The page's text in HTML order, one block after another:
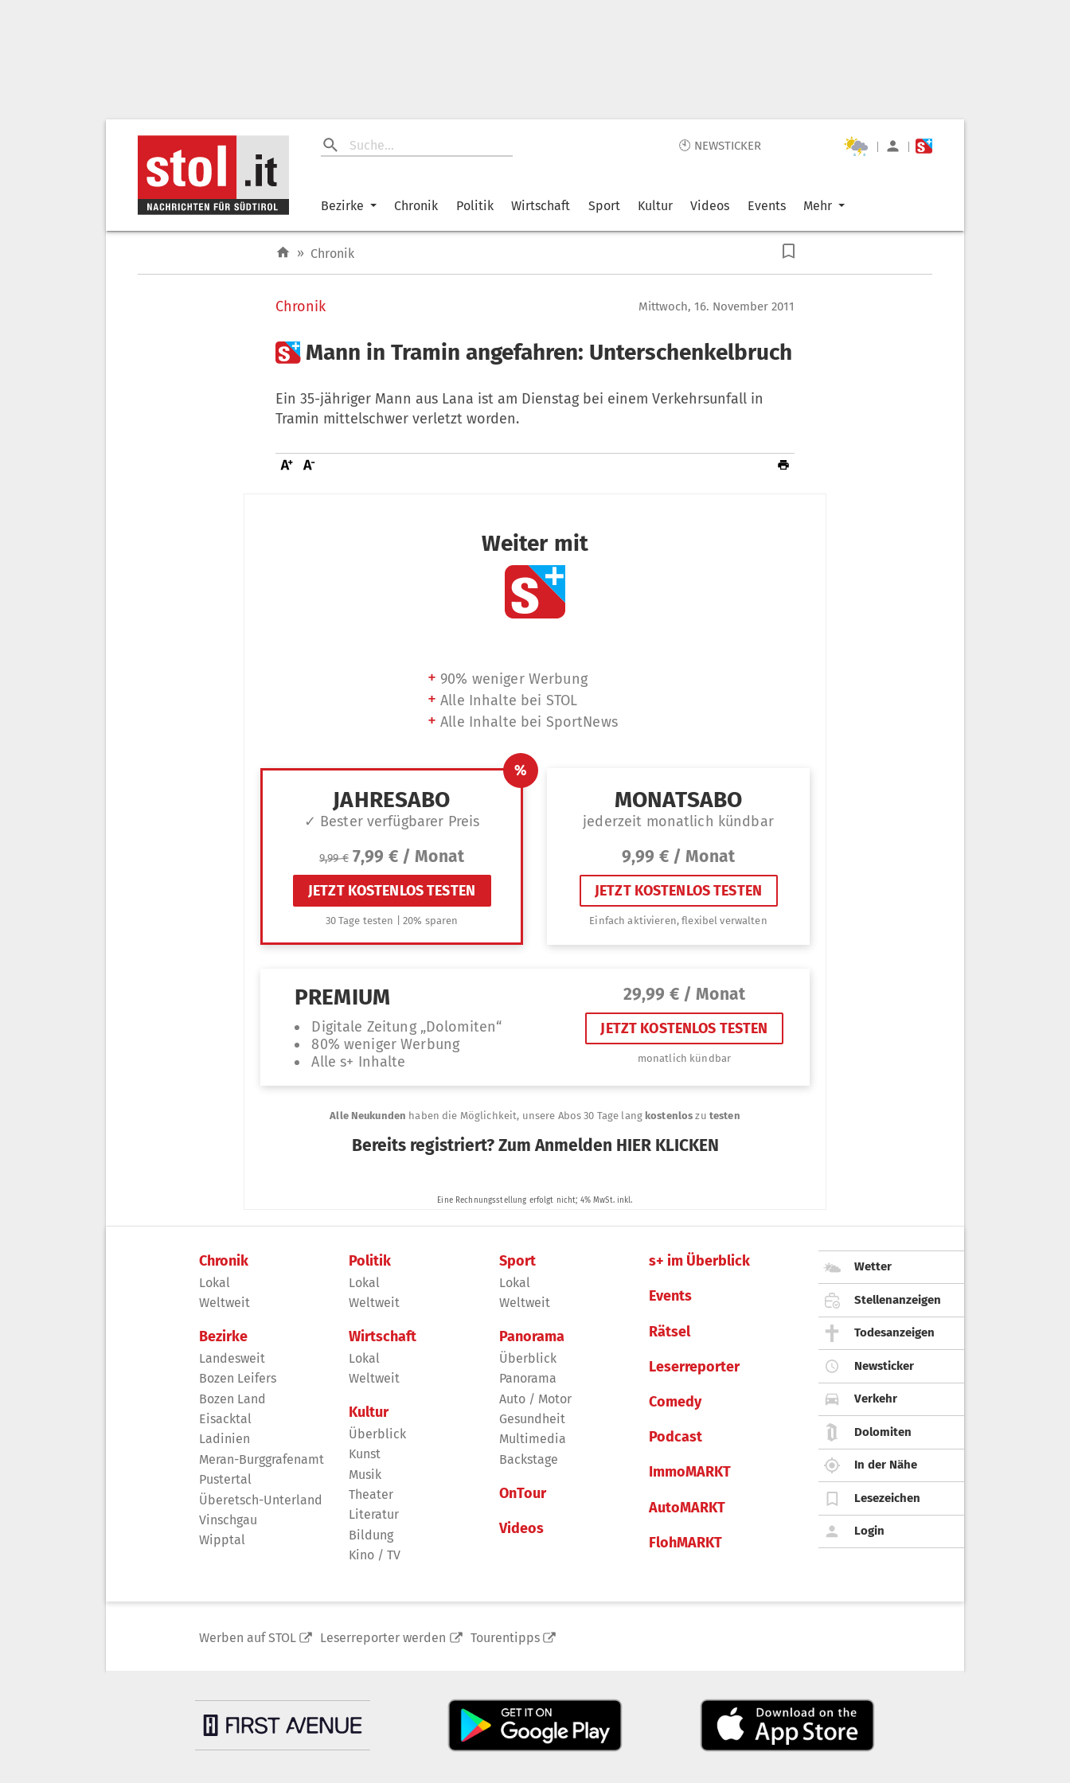
🕙 NEWSTICKER | |
Bezirke Chronik Politik Wirtschaft Sport Kultur Videos Events Mehr
» Chronik
Chronik Mittwoch, 16. November 2011
 Mann in Tramin angefahren: Unterschenkelbruch
Ein 35-jähriger Mann aus Lana ist am Dienstag bei einem Verkehrsunfall in
Tramin mittelschwer verletzt worden.
Chronik
Lokal
Weltweit
Bezirke
Landesweit
Bozen Leifers
Bozen Land
Eisacktal
Ladinien
Meran-Burggrafenamt
Pustertal
Überetsch-Unterland
Vinschgau
Wipptal
Politik
Lokal
Weltweit
Wirtschaft
Lokal
Weltweit
Kultur
Überblick
Kunst
Musik
Theater
Literatur
Bildung
Kino / TV
Sport
Lokal
Weltweit
Panorama
Überblick
Panorama
Auto / Motor
Gesundheit
Multimedia
Backstage
OnTour
Videos
s+ im Überblick
Events
Rätsel
Leserreporter
Comedy
Podcast
ImmoMARKT
AutoMARKT
FlohMARKT
Wetter
Stellenanzeigen
Todesanzeigen
Newsticker
Verkehr
Dolomiten
In der Nähe
Lesezeichen
Login
Werben auf STOL Leserreporter werden Tourentipps